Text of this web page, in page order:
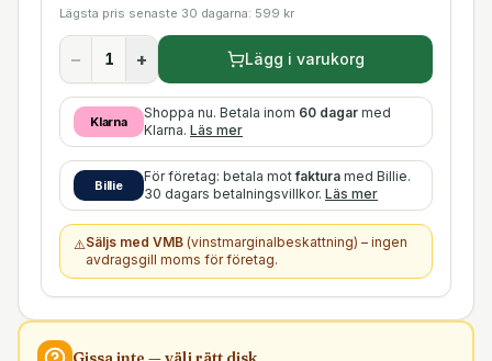
Lägsta pris senaste 30 dagarna: 599 kr
− + Lägg i varukorg
Klarna
Shoppa nu. Betala inom 60 dagar med
Klarna. Läs mer
Billie
För företag: betala motfaktura med Billie.
30 dagars betalningsvillkor. Läs mer
⚠️Säljs med VMB (vinstmarginalbeskattning) – ingen
avdragsgill moms för företag.